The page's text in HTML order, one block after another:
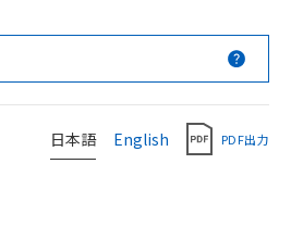
日本語 English PDF出力